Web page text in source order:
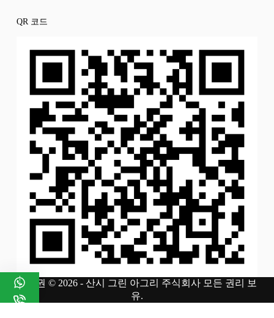
QR 코드
저작권 © 2026 - 산시 그린 아그리 주식회사 모든 권리 보
유.